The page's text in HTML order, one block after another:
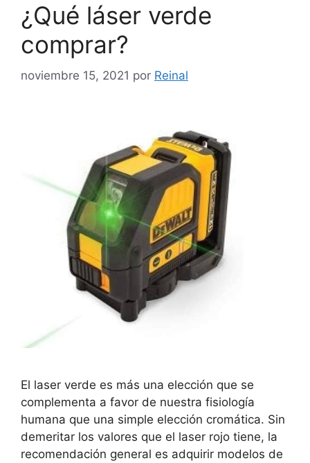
¿Qué láser verde
comprar?
noviembre 15, 2021 por Reinal
El laser verde es más una elección que se
complementa a favor de nuestra fisiología
humana que una simple elección cromática. Sin
demeritar los valores que el laser rojo tiene, la
recomendación general es adquirir modelos de